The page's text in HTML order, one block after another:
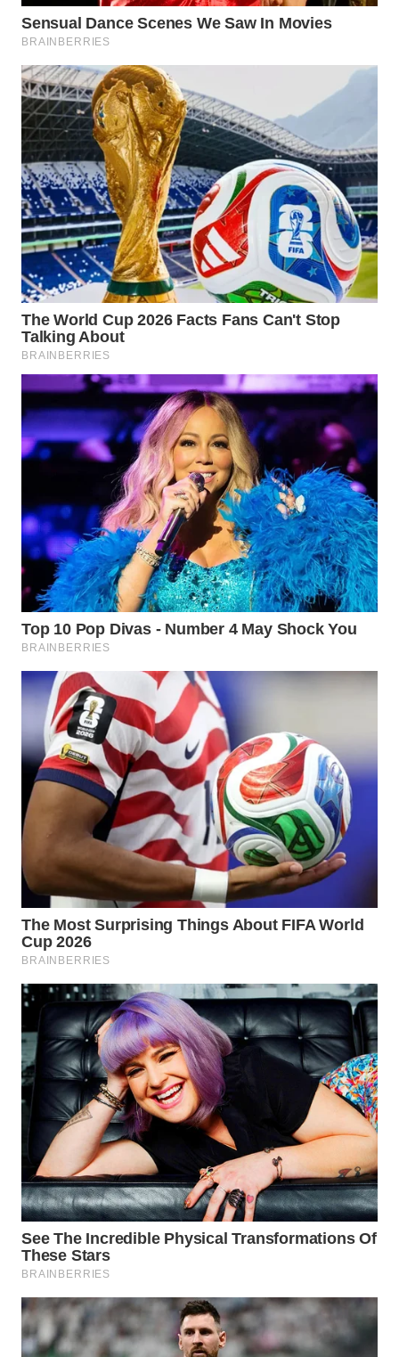
GORONTALO
WN
SULUT
WN
MALUKU
WN
MALUT
WN
DAIRI
WN
DANAU
WN
NIAS
LANGKAT
WN
TAPANULI
SELATAN
WN
TANJUNG
LESUNG
WN
KARO
WN
SIMALUNGUN
LABUHANBATU
TAPANULI
TENGAH
WN DELI
SERDANG
WN
TEBING
TINGGI
WN
PAKPAK
WN
KARAWANG
WN
BEKASI
WN